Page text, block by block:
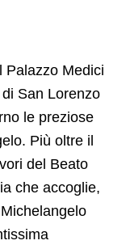
Palazzo Medici
San Lorenzo
le preziose
Più oltre il
del Beato
che accoglie,